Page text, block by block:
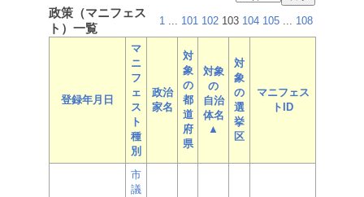
政策（マニフェス
ト）一覧
1 ... 101 102 103 104 105 ... 108
登録年月日
マ
ニ
フ
ェ
ス
ト
種
別
政治
家名
対
象
の
都
道
府
県
対象
の
自治
体名
▲
対
象
の
選
挙
区
マニフェス
トID
市
議